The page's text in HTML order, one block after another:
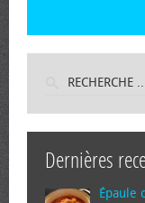
Dernières
Épaule